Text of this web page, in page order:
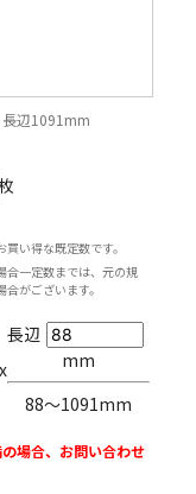
長辺1091mm
い得な既定数です。
合一定数までは、元の規
がございます。
x
長辺
mm
88〜1091mm
場合、お問い合わせ